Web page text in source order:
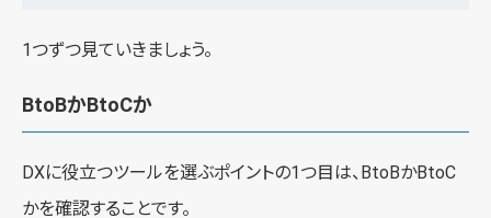
1つずつ見ていきましょう。
BtoBかBtoCか
DXに役立つツールを選ぶポイントの1つ目は、BtoBかBtoC
かを確認することです。